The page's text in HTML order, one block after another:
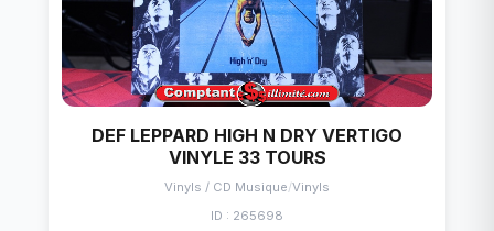
DEF LEPPARD HIGH N DRY VERTIGO
VINYLE 33 TOURS
Vinyls / CD Musique/Vinyls
ID : 265698